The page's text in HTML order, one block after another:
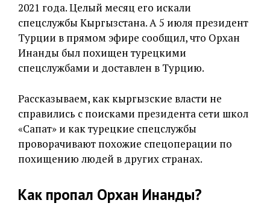
2021 года. Целый месяц его искали
спецслужбы Кыргызстана. А 5 июля президент
Турции в прямом эфире сообщил, что Орхан
Инанды был похищен турецкими
спецслужбами и доставлен в Турцию.
Рассказываем, как кыргызские власти не
справились с поисками президента сети школ
«Сапат» и как турецкие спецслужбы
проворачивают похожие спецоперации по
похищению людей в других странах.
Как пропал Орхан Инанды?